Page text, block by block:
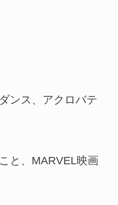
ンス、アクロバテ
と、MARVEL映画